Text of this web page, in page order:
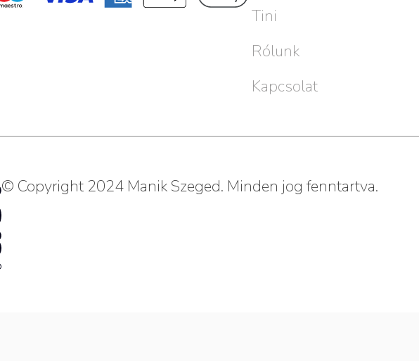
Tini
Rólunk
Kapcsolat
© Copyright 2024 Manik Szeged. Minden jog fenntartva.